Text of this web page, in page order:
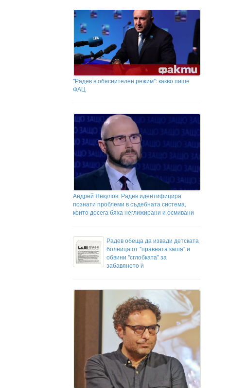
"Радев в обяснителен режим": какво пише
ФАЦ
Андрей Янкулов: Радев идентифицира
познати проблеми в съдебната система,
които досега бяха неглижирани и осмивани
Радев обеща да извади детската
болница от "правната каша" и
обвини "сглобката" за
забавянето ѝ